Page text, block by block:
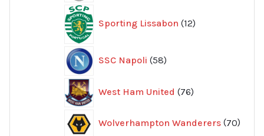
Sporting Lissabon 12produkter
SSC Napoli 58
produkter
West Ham United 76
produkter
Wolverhampton Wanderers 70